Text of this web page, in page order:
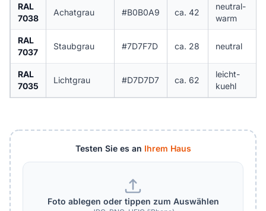
RAL
7038
Achatgrau #B0B0A9 ca. 42
neutral-
warm
RAL
7037
Staubgrau #7D7F7D ca. 28 neutral
RAL
7035
Lichtgrau #D7D7D7 ca. 62
leicht-
kuehl
Testen Sie es an Ihrem Haus
Foto ablegen oder tippen zum Auswählen